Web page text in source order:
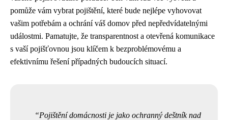
pomůže vám vybrat pojištění, které bude nejlépe vyhovovat
vašim potřebám a ochrání váš domov před nepředvídatelnými
událostmi. Pamatujte, že transparentnost a otevřená komunikace
s vaší pojišťovnou jsou klíčem k bezproblémovému a
efektivnímu řešení případných budoucích situací.
Pojištění domácnosti je jako ochranný deštník nad